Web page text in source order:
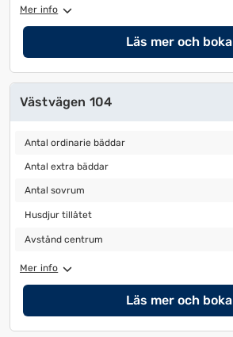
Mer info
Läs mer och boka
Västvägen 104
Antal ordinarie bäddar
Antal ordinarie bäddar
Antal extra bäddar
Antal extra bäddar
Antal sovrum
Antal sovrum
Husdjur tillåtet
Husdjur tillåtet
Avstånd centrum
Avstånd centrum
Mer info
Läs mer och boka